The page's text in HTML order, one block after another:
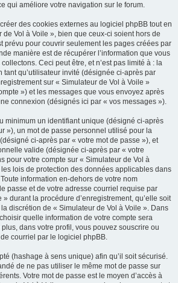
qui améliore votre navigation sur le forum.
des cookies externes au logiciel phpBB tout en
Vol à Voile », bien que ceux-ci soient hors de
prévu pour couvrir seulement les pages créées par
manière est de récupérer l’information que vous
Ceci peut être, et n’est pas limité à : la
qu’utilisateur invité (désignée ci-après par
sur « Simulateur de Vol à Voile »
») et les messages que vous envoyez après
connexion (désignés ici par « vos messages »).
minimum un identifiant unique (désigné ci-après
»), un mot de passe personnel utilisé pour la
ci-après par « votre mot de passe »), et
valide (désignée ci-après par « votre
pour votre compte sur « Simulateur de Vol à
lois de protection des données applicables dans
information en-dehors de votre nom
passe et de votre adresse courriel requise par
durant la procédure d’enregistrement, qu’elle soit
discrétion de « Simulateur de Vol à Voile ». Dans
quelle information de votre compte sera
dans votre profil, vous pouvez souscrire ou
courriel par le logiciel phpBB.
(hashage à sens unique) afin qu’il soit sécurisé.
de ne pas utiliser le même mot de passe sur
Votre mot de passe est le moyen d’accès à